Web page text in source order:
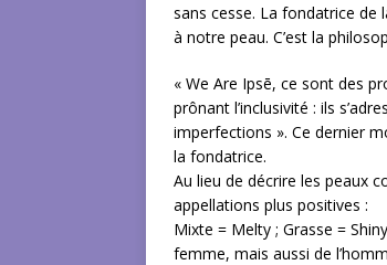
sans cesse. La fondatrice de
à notre peau. C’est la
« We Are Ipsē, ce sont des
prônant l’inclusivité : ils
imperfections ». Ce dernier
la fondatrice.
Au lieu de décrire les peaux
appellations plus positives :
Mixte = Melty ; Grasse =
femme, mais aussi de